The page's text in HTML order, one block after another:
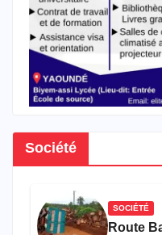
Société
SOCIÉTÉ
Route